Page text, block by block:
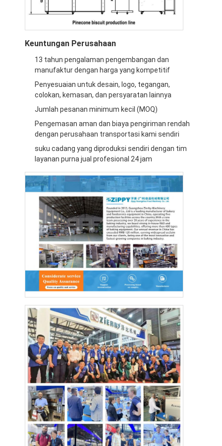
Tur Pabrik
Kontrol Kualitas
Berita
Kasus
Garis Produksi Pakan
Pengaduk tepung
Penggiling telur komersial
Divider Rounder
Pembentuk Roti
Pemipih Adonan
Pemotong Roti Komersial
Penguji roti
Kulkas Proofer
Oven rak
Oven toko roti komersial
Oven Konveksi
Oven kombinasi
Oven piza
Keuntungan Perusahaan
13 tahun pengalaman pengembangan dan
manufaktur dengan harga yang kompetitif
Penyesuaian untuk desain, logo, tegangan,
colokan, kemasan, dan persyaratan lainnya
Jumlah pesanan minimum kecil (MOQ)
Pengemasan aman dan biaya pengiriman rendah
dengan perusahaan transportasi kami sendiri
suku cadang yang diproduksi sendiri dengan tim
layanan purna jual profesional 24 jam